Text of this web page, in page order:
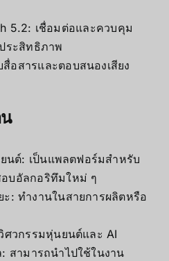
5.2: เชื่อมต่อและควบคุม
ระสิทธิภาพ
อสารและตอบสนองเสียง
นต์: เป็นแพลตฟอร์มสำหรับ
บอัลกอริทึมใหม่ ๆ
: ทำงานในสายการผลิตหรือ
ศวกรรมหุ่นยนต์และ AI
สามารถนำไปใช้ในงาน